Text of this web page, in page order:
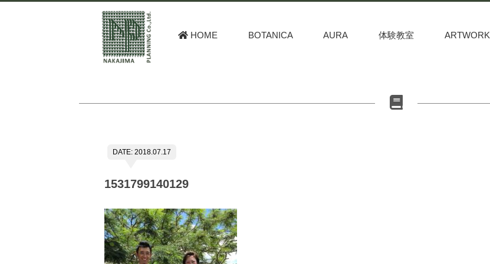
HOME BOTANICA AURA 体験教室 ARTWORK
DATE: 2018.07.17
1531799140129